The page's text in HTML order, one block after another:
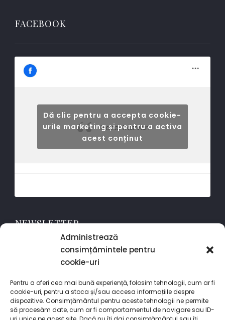
Administrează
consimțămintele pentru
cookie-uri
Pentru a oferi cea mai bună experiență, folosim tehnologii, cum ar fi
cookie-uri, pentru a stoca și/sau accesa informațiile despre
dispozitive. Consimțământul pentru aceste tehnologii ne permite
să procesăm date, cum ar fi comportamentul de navigare sau ID-
FACEBOOK
Hotel Răzvan
Dă clic pentru a accepta cookie-
urile marketing și pentru a activa
acest conținut
NEWSLETTER
Abonează-te la newsletter-ul nostru ca să primești noutăți
ofertele noastre speciale.